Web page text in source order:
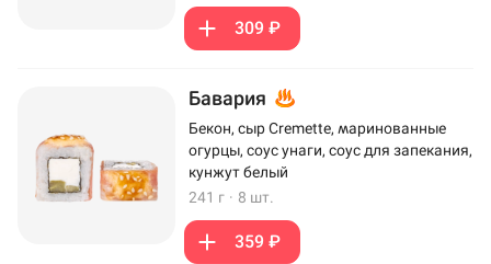
309 ₽
Бавария
Бекон, сыр Cremette, маринованные
огурцы, соус унаги, соус для запекания,
кунжут белый
241 г · 8 шт.
359 ₽